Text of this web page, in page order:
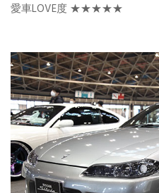
愛車LOVE度 ★★★★★